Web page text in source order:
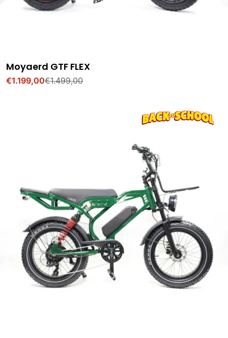
Moyaerd GTF FLEX
Verkoopprijs
€1.199,00
Normale €1.499,00